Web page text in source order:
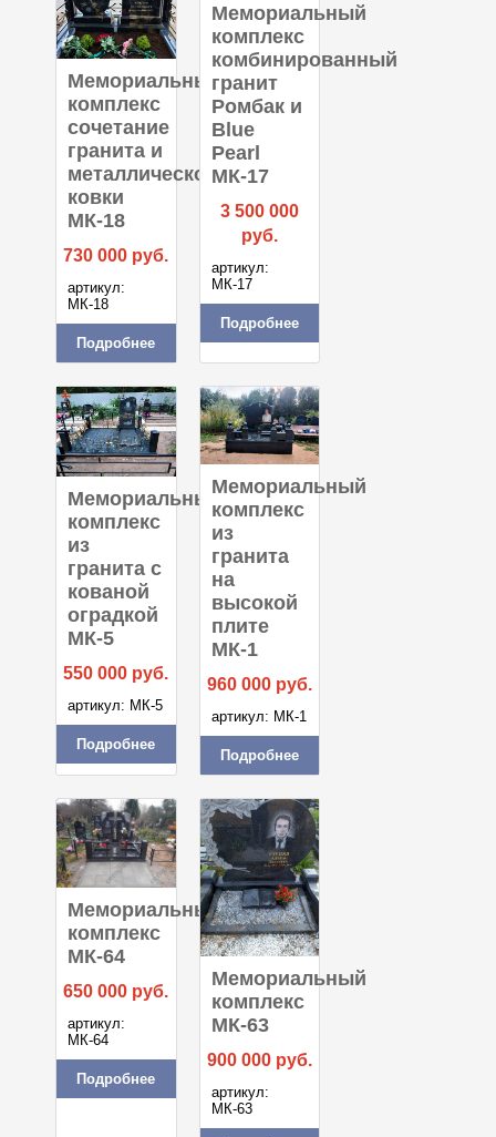
Мемориальный
комплекс
сочетание
гранита и
металлической
ковки
МК-18
730 000 руб.
артикул:
МК-18
Подробнее
Мемориальный
комплекс
комбинированный
гранит
Ромбак и
Blue
Pearl
МК-17
3 500 000
руб.
артикул:
МК-17
Подробнее
Мемориальный
комплекс
из
гранита с
кованой
оградкой
МК-5
550 000 руб.
артикул: МК-5
Подробнее
Мемориальный
комплекс
из
гранита
на
высокой
плите
МК-1
960 000руб.
артикул: МК-1
Подробнее
Мемориальный
комплекс
МК-64
650 000 руб.
артикул:
МК-64
Подробнее
Мемориальный
комплекс
МК-63
900 000руб.
артикул:
МК-63